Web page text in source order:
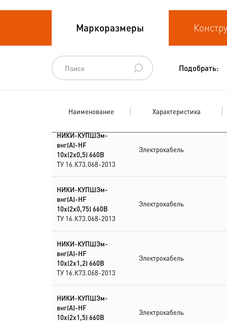
Кабели
термоэлектродные
Кабели управления
Маркоразмеры
Подобрать:
Наименование Характеристика
НИКИ-КУПШЭм-
внг(А)-HF
10х(2х0,5) 660В
ТУ 16.К73.068-2013
Электрокабель
НИКИ-КУПШЭм-
внг(А)-HF
10х(2х0,75) 660В
ТУ 16.К73.068-2013
Электрокабель
НИКИ-КУПШЭм-
внг(А)-HF
10х(2х1,2) 660В
ТУ 16.К73.068-2013
Электрокабель
НИКИ-КУПШЭм-
внг(А)-HF
10х(2х1,5) 660В
Электрокабель